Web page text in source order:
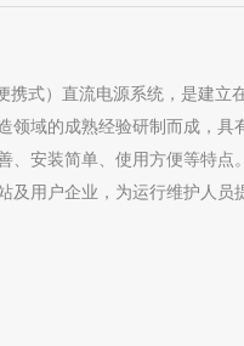
携式）直流电源系统，是建立
领域的成熟经验研制而成，具
、安装简单、使用方便等特点
及用户企业，为运行维护人员